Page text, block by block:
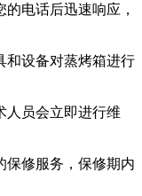
电话后迅速响应，
和设备对蒸烤箱进行
人员会立即进行维
保修服务，保修期内